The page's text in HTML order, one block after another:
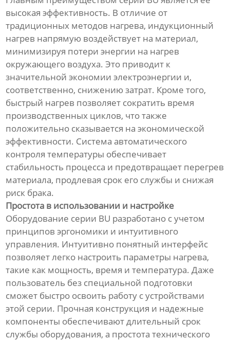
высокая эффективность. В отличие от
традиционных методов нагрева, индукционный
нагрев напрямую воздействует на материал,
минимизируя потери энергии на нагрев
окружающего воздуха. Это приводит к
значительной экономии электроэнергии и,
соответственно, снижению затрат. Кроме того,
быстрый нагрев позволяет сократить время
производственных циклов, что также
положительно сказывается на экономической
эффективности. Система автоматического
контроля температуры обеспечивает
стабильность процесса и предотвращает перегрев
материала, продлевая срок его службы и снижая
риск брака.
Простота в использовании и настройке
Оборудование серии BU разработано с учетом
принципов эргономики и интуитивного
управления. Интуитивно понятный интерфейс
позволяет легко настроить параметры нагрева,
такие как мощность, время и температура. Даже
пользователь без специальной подготовки
сможет быстро освоить работу с устройствами
этой серии. Прочная конструкция и надежные
компоненты обеспечивают длительный срок
службы оборудования, а простота технического